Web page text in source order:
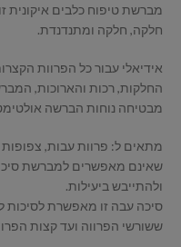
מברשת טיפוח כלבים איקונית
חלקה, חלקה ומתנדנדת.
אידיאלי עבור כל הפרוות
החלקות, רכות והארוכות,
מבטיחה נוחות הברשה
מתאים ל: פרוות עבות,
שאינם מאפשרים למברשת
ולהתייבש ביעילות.
סיכה עבה זו מאפשרת לסיכות
ששורשי הפרווה ועד קצות